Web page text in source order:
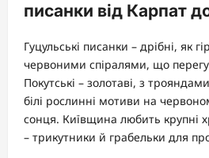
писанки від Карпат
Гуцульські писанки – дрібні, як
червоними спіралями, що
Покутські – золотаві, з
білі рослинні мотиви на
сонця. Київщина любить крупні
– трикутники й грабельки для